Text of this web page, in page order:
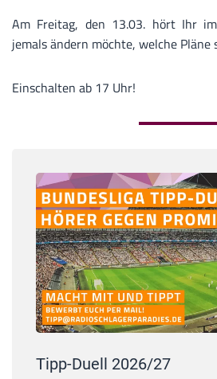
Am Freitag, den 13.03. hört Ihr
jemals ändern möchte, welche Pläne
Einschalten ab 17 Uhr!
Tipp-Duell 2026/27